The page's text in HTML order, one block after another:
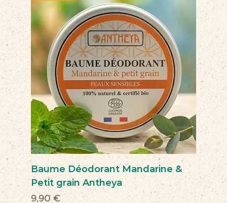
Baume Déodorant Mandarine &
Petit grain Antheya
Prix
9,90 €